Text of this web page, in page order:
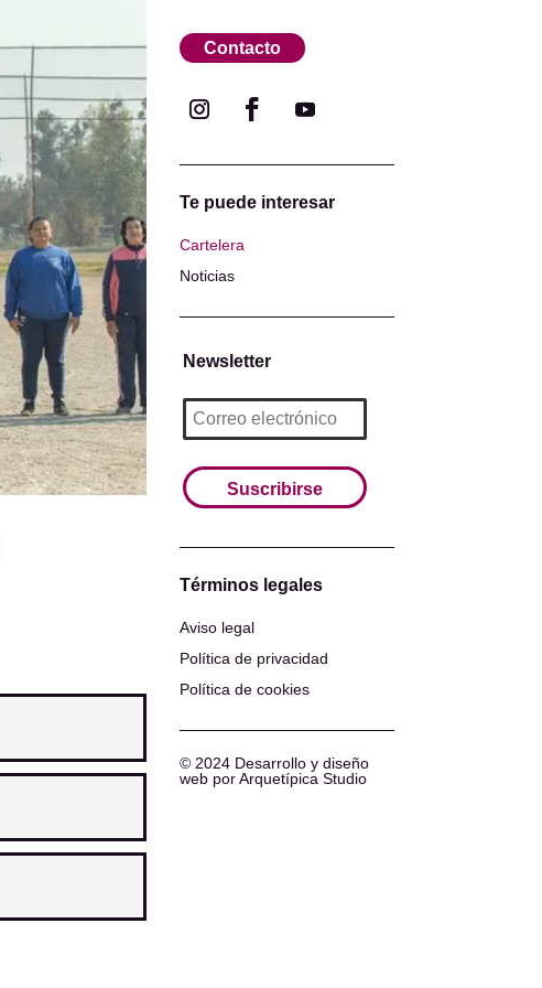
Contacto
Te puede interesar
Cartelera
Noticias
Newsletter
Suscribirse
Términos legales
Aviso legal
Política de privacidad
Política de cookies
© 2024 Desarrollo y diseño
web por Arquetípica Studio